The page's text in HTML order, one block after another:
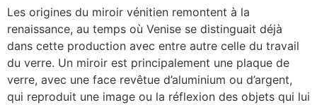
Les origines du miroir vénitien remontent à la
renaissance, au temps où Venise se distinguait déjà
dans cette production avec entre autre celle du travail
du verre. Un miroir est principalement une plaque de
verre, avec une face revêtue d’aluminium ou d’argent,
qui reproduit une image ou la réflexion des objets qui lui